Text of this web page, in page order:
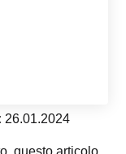
26.01.2024